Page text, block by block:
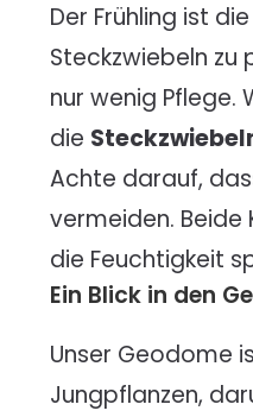
Der Frühling ist
Steckzwiebeln zu
nur wenig Pflege.
die
Achte darauf,
vermeiden.
die Feuchtigkeit
Ein Blick in den
Unser Geodome
Jungpflanzen,